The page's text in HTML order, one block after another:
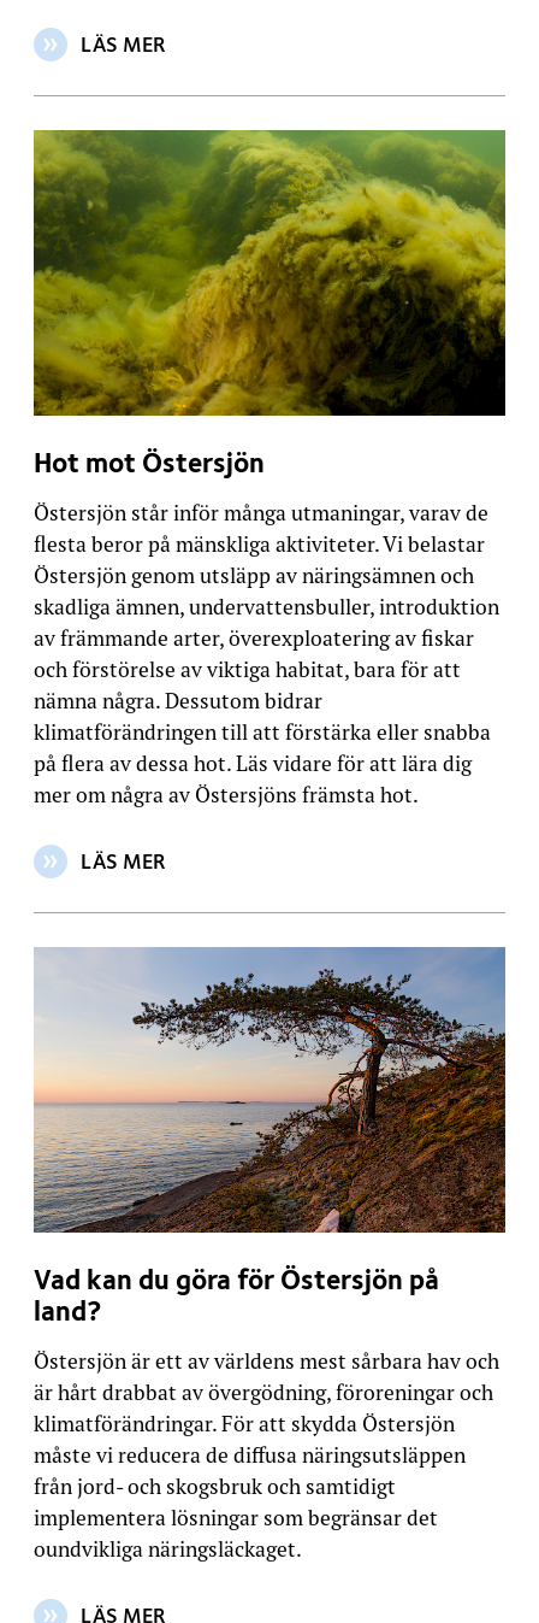
LÄS MER
OM ARTIKELN: SKOGSÄGARNÄTVERK
Hot mot Östersjön
Östersjön står inför många utmaningar, varav de
flesta beror på mänskliga aktiviteter. Vi belastar
Östersjön genom utsläpp av näringsämnen och
skadliga ämnen, undervattensbuller, introduktion
av främmande arter, överexploatering av fiskar
och förstörelse av viktiga habitat, bara för att
nämna några. Dessutom bidrar
klimatförändringen till att förstärka eller snabba
på flera av dessa hot. Läs vidare för att lära dig
mer om några av Östersjöns främsta hot.
LÄS MER
OM ARTIKELN: HOT MOT ÖSTERSJÖN
Vad kan du göra för Östersjön på
land?
Östersjön är ett av världens mest sårbara hav och
är hårt drabbat av övergödning, föroreningar och
klimatförändringar. För att skydda Östersjön
måste vi reducera de diffusa näringsutsläppen
från jord- och skogsbruk och samtidigt
implementera lösningar som begränsar det
oundvikliga näringsläckaget.
LÄS MER